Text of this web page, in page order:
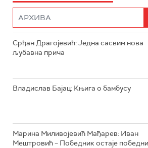
РАДИО
РАДИО
Срђан Драгојевић: Једна сасвим нова
љубавна прича
Владислав Бајац: Књига о бамбусу
Марина Миливојевић Мађарев: Иван
Мештровић – Победник остаје